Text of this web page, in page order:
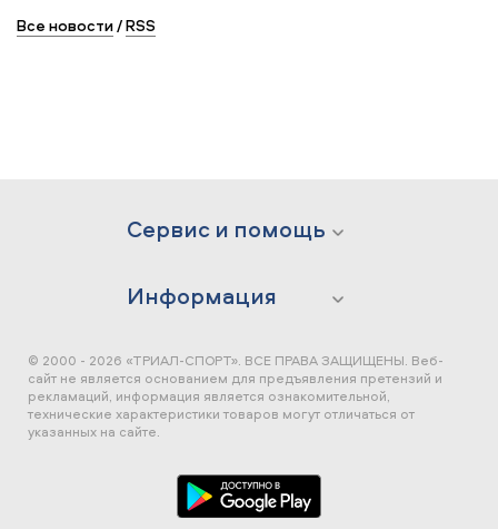
Все новости/RSS
Сервис и помощь
Информация
© 2000 - 2026 «ТРИАЛ-СПОРТ». ВСЕ ПРАВА ЗАЩИЩЕНЫ. Веб-
сайт не является основанием для предъявления претензий и
рекламаций, информация является ознакомительной,
технические характеристики товаров могут отличаться от
указанных на сайте.